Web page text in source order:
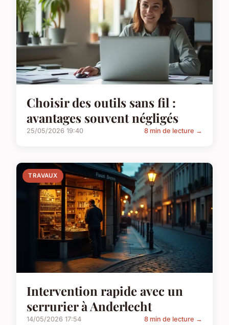
Choisir des outils sans fil :
avantages souvent négligés
25/05/2026 19:40 8 min de lecture →
TRAVAUX
Intervention rapide avec un
serrurier à Anderlecht
14/05/2026 17:54 8 min de lecture →